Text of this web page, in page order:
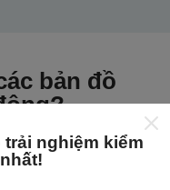
bản đồ
nghiệm kiểm